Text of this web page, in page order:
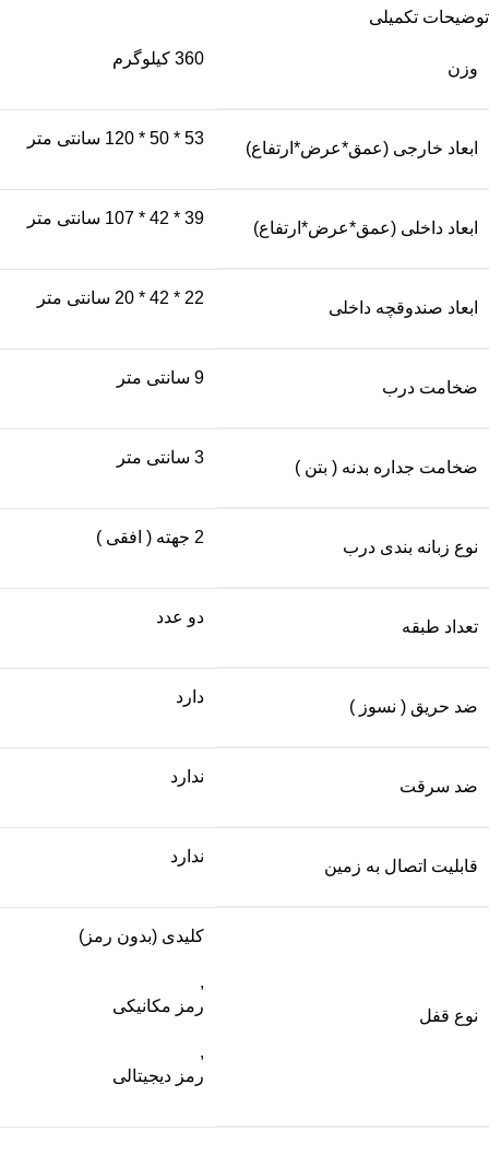
توضیحات تکمیلی
وزن
360 کیلوگرم
ابعاد خارجی (عمق*عرض*ارتفاع)
53 * 50 * 120 سانتی متر
ابعاد داخلی (عمق*عرض*ارتفاع)
39 * 42 * 107 سانتی متر
ابعاد صندوقچه داخلی
22 * 42 * 20 سانتی متر
ضخامت درب
9 سانتی متر
ضخامت جداره بدنه ( بتن )
3 سانتی متر
نوع زبانه بندی درب
2 جهته ( افقی )
تعداد طبقه
دو عدد
ضد حریق ( نسوز )
دارد
ضد سرقت
ندارد
قابلیت اتصال به زمین
ندارد
نوع قفل
کلیدی (بدون رمز)
,
رمز مکانیکی
,
رمز دیجیتالی